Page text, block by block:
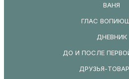
ВАНЯ
ГЛАС
ДНЕВНИК
ДО И ПОСЛЕ
ДРУЗЬЯ-